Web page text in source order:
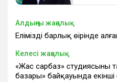
Алдыңғы жаңалық
Еліміздің барлық өңірінде
Келесі жаңалық
«Жас сарбаз» студиясының
базары» байқауында